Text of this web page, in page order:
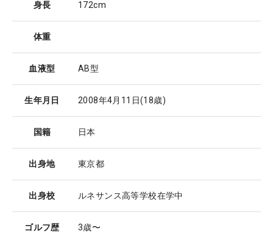
身長 172cm
体重
血液型 AB型
生年月日 2008年4月11日(18歳)
国籍 日本
出身地 東京都
出身校 ルネサンス高等学校在学中
ゴルフ歴 3歳〜